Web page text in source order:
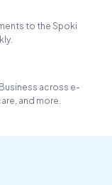
to the Spoki
across e-
and more.